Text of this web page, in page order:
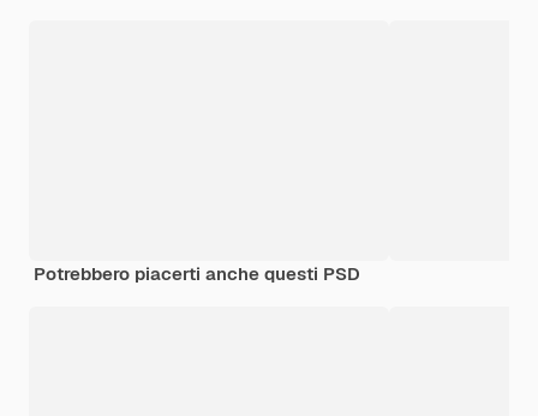
Potrebbero piacerti anche questi PSD